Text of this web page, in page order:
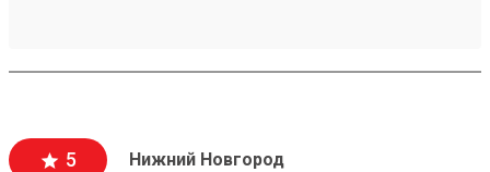
5 Нижний Новгород